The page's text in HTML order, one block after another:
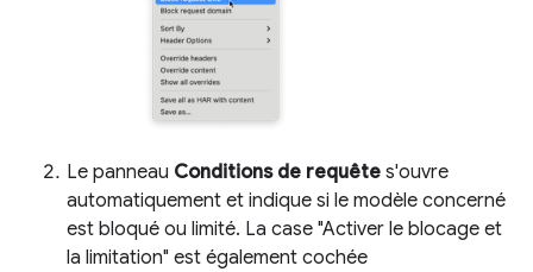
Le panneau Conditions de requête s'ouvre
automatiquement et indique si le modèle concerné
est bloqué ou limité. La case "Activer le blocage et
la limitation" est également cochée